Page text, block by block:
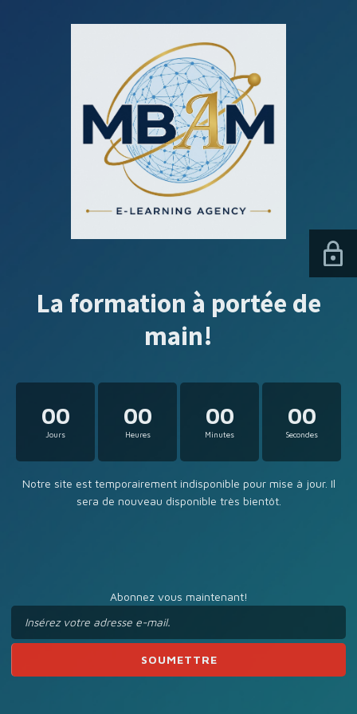
La formation à portée de
main!
00
Jours
00
Heures
00
Minutes
00
Secondes
Notre site est temporairement indisponible pour mise à jour. Il
sera de nouveau disponible très bientôt.
Abonnez vous maintenant!